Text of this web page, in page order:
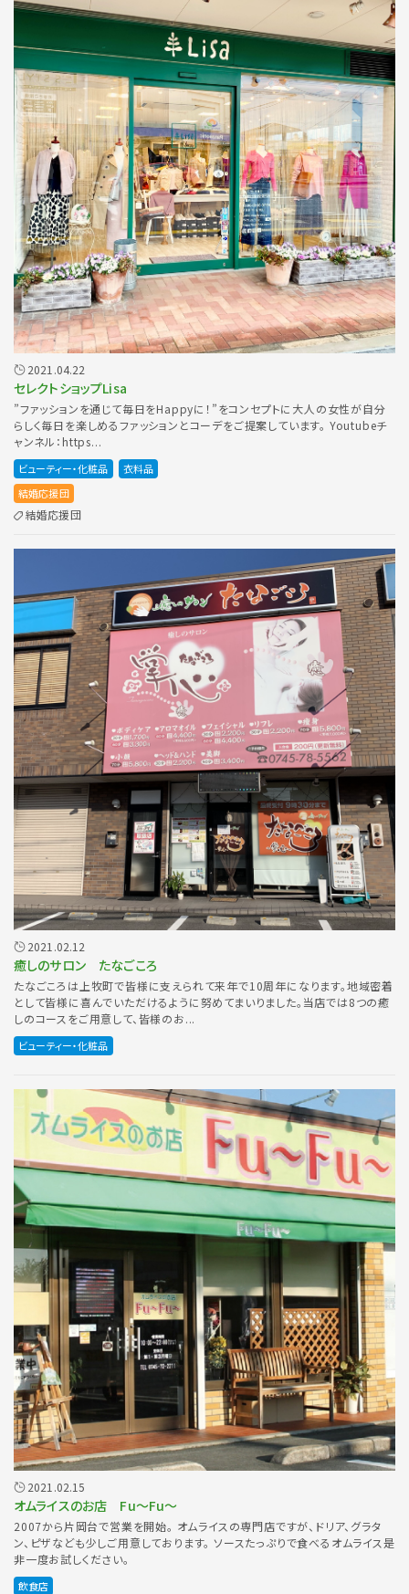
2021.04.22
セレクトショップLisa
”ファッションを通じて毎日をHappyに！”をコンセプトに大人の女性が自分
らしく毎日を楽しめるファッションとコーデをご提案しています。 Youtubeチ
ャンネル：https...
ビューティー・化粧品
衣料品
結婚応援団
結婚応援団
2021.02.12
癒しのサロン たなごころ
たなごころは上牧町で皆様に支えられて来年で10周年になります。地域密着
として皆様に喜んでいただけるように努めてまいりました。当店では8つの癒
しのコースをご用意して、皆様のお...
ビューティー・化粧品
2021.02.15
オムライスのお店 Fu〜Fu〜
2007から片岡台で営業を開始。 オムライスの専門店ですが、ドリア、グラタ
ン、ピザなども少しご用意しております。 ソースたっぷりで食べるオムライス是
非一度お試しください。
飲食店